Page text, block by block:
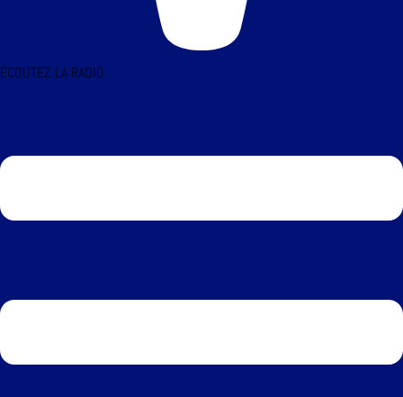
ÉCOUTEZ LA RADIO